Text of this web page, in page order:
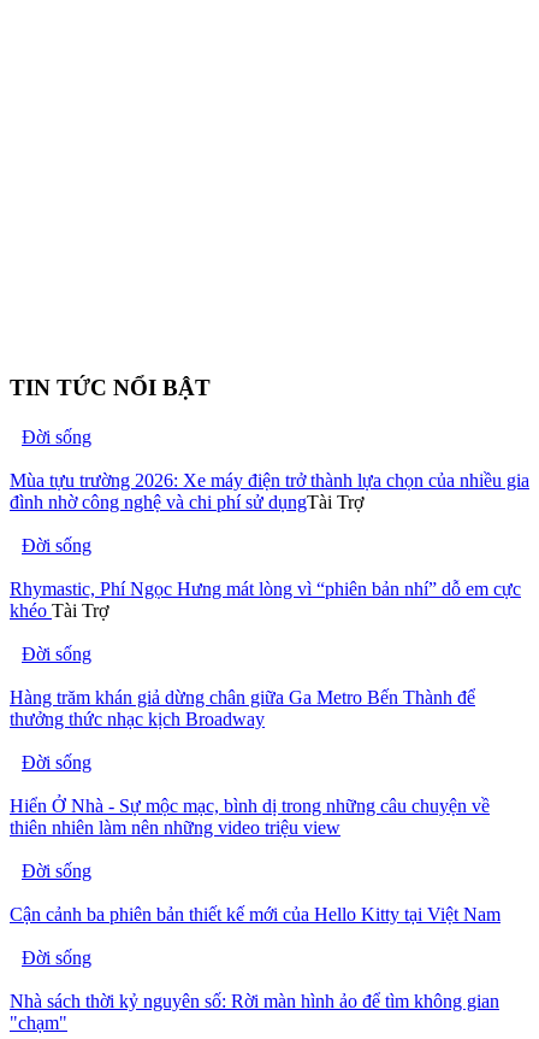
TIN TỨC NỔI BẬT
Đời sống
Mùa tựu trường 2026: Xe máy điện trở thành lựa chọn của nhiều gia
đình nhờ công nghệ và chi phí sử dụngTài Trợ
Đời sống
Rhymastic, Phí Ngọc Hưng mát lòng vì “phiên bản nhí” dỗ em cực
khéo Tài Trợ
Đời sống
Hàng trăm khán giả dừng chân giữa Ga Metro Bến Thành để
thưởng thức nhạc kịch Broadway
Đời sống
Hiển Ở Nhà - Sự mộc mạc, bình dị trong những câu chuyện về
thiên nhiên làm nên những video triệu view
Đời sống
Cận cảnh ba phiên bản thiết kế mới của Hello Kitty tại Việt Nam
Đời sống
Nhà sách thời kỷ nguyên số: Rời màn hình ảo để tìm không gian
"chạm"